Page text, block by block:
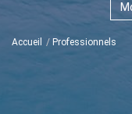
Accueil Professionnels